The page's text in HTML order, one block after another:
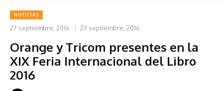
NOTICIAS
27 septiembre, 2016 27 septiembre, 2016
Orange y Tricom presentes en la
XIX Feria Internacional del Libro
2016